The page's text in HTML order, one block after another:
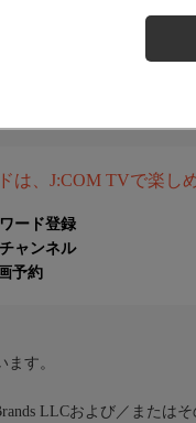
は、J:COM TVで楽し
ード登録
ャンネル
予約
す。
LLCおよび／または